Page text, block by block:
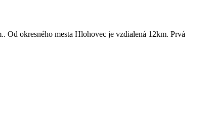
Od okresného mesta Hlohovec je vzdialená 12km. Prvá